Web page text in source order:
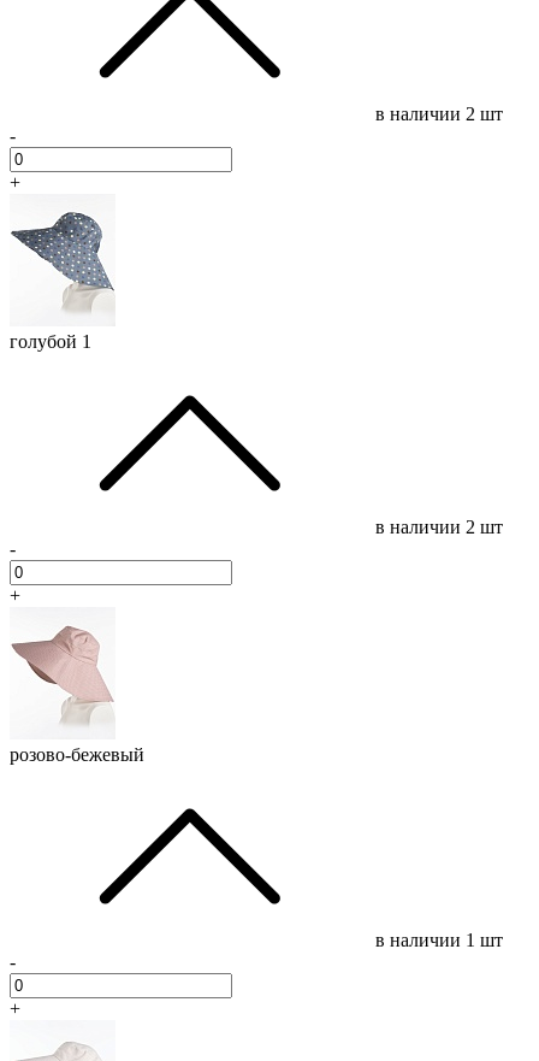
в наличии 2 шт
-
+
голубой 1
в наличии 2 шт
-
+
розово-бежевый
в наличии 1 шт
-
+